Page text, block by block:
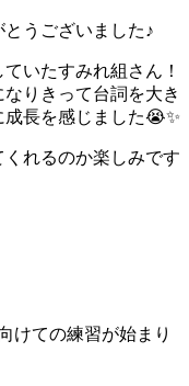
うございました♪
いたすみれ組さん！
りきって台詞を大き
長を感じました😭✨
れるのか楽しみです
けての練習が始まり